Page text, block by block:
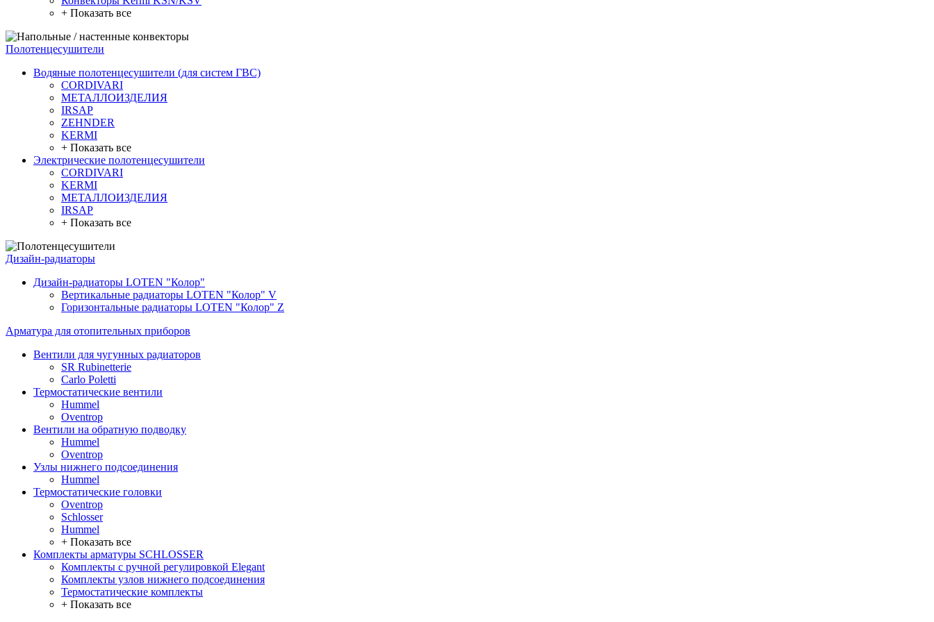
+ Показать все
Полотенцесушители
Водяные полотенцесушители (для систем ГВС)
CORDIVARI
МЕТАЛЛОИЗДЕЛИЯ
IRSAP
ZEHNDER
KERMI
+ Показать все
Электрические полотенцесушители
CORDIVARI
KERMI
МЕТАЛЛОИЗДЕЛИЯ
IRSAP
+ Показать все
Дизайн-радиаторы
Дизайн-радиаторы LOTEN "Колор"
Вертикальные радиаторы LOTEN "Колор" V
Горизонтальные радиаторы LOTEN "Колор" Z
Арматура для отопительных приборов
Вентили для чугунных радиаторов
SR Rubinetterie
Carlo Poletti
Термостатические вентили
Hummel
Oventrop
Вентили на обратную подводку
Hummel
Oventrop
Узлы нижнего подсоединения
Hummel
Термостатические головки
Oventrop
Schlosser
Hummel
+ Показать все
Комплекты арматуры SCHLOSSER
Комплекты с ручной регулировкой Elegant
Комплекты узлов нижнего подсоединения
Термостатические комплекты
+ Показать все